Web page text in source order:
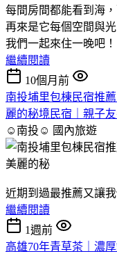
每間房間都能看到海
再來是它每個空間與
我們一起來住一晚吧！
繼續閱讀
10個月前
南投埔里包棟民宿推
麗的秘境民宿｜親子
☺南投☺ 國內旅遊
近期到過最推薦又讓
繼續閱讀
1週前
高雄70年青草茶｜濃